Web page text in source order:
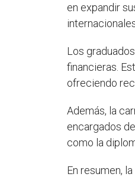
en expandir
Los
financieras.
ofreciendo
Además, la
encargados
como la
En resumen,